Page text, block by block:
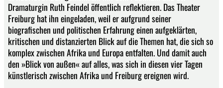
Dramaturgin Ruth Feindel öffentlich reflektieren. Das Theater
Freiburg hat ihn eingeladen, weil er aufgrund seiner
biografischen und politischen Erfahrung einen aufgeklärten,
kritischen und distanzierten Blick auf die Themen hat, die sich so
komplex zwischen Afrika und Europa entfalten. Und damit auch
den »Blick von außen« auf alles, was sich in diesen vier Tagen
künstlerisch zwischen Afrika und Freiburg ereignen wird.